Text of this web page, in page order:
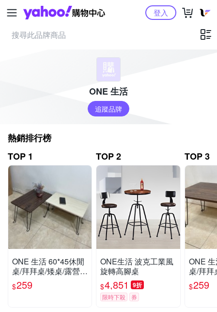
Yahoo購物中心登入
ONE 生活
追蹤品牌
熱銷排行榜
TOP 1
ONE 生活 60*45休閒
桌/拜拜桌/矮桌/露營桌
(可收納的桌子/精裝
版)
$259
TOP 2
ONE生活 波克工業風
旋轉高腳桌
$4,851 9折
限時下殺 券
TOP 3
ONE
桌/拜拜
(可超
子/精裝
$259